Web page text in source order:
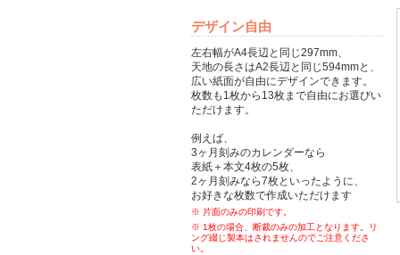
デザイン自由
左右幅がA4長辺と同じ297mm、
天地の長さはA2長辺と同じ594mmと、
広い紙面が自由にデザインできます。
枚数も1枚から13枚まで自由にお選びい
ただけます。
例えば、
3ヶ月刻みのカレンダーなら
表紙＋本文4枚の5枚、
2ヶ月刻みなら7枚といったように、
お好きな枚数で作成いただけます
※ 片面のみの印刷です。
※ 1枚の場合、断裁のみの加工となります。リ
ング綴じ製本はされませんのでご注意くださ
い。